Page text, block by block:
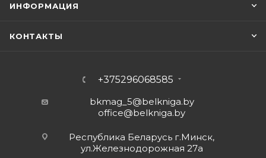
ИНФОРМАЦИЯ
КОНТАКТЫ
+375296068585
bkmag_5@belkniga.by
office@belkniga.by
Республика Беларусь г.Минск,
ул.Железнодорожная 27а